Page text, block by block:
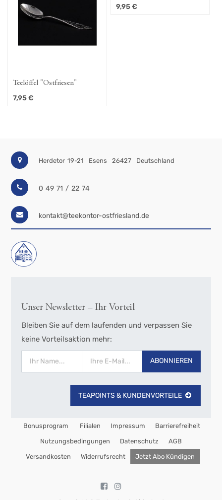
Teelöffel "Ostfriesen"
7,95€
6,0 cm
9,95€
Herdetor 19-21 Esens 26427 Deutschland
0 49 71 / 22 74
kontakt@teekontor-ostfriesland.de
Unser Newsletter – Ihr Vorteil
Bleiben Sie auf dem laufenden und verpassen Sie
keine Vorteilsaktion mehr:
ABONNIEREN
TEAPOINTS & KUNDENVORTEILE
Bonusprogram Filialen Impressum Barrierefreiheit
Nutzungsbedingungen Datenschutz AGB
Versandkosten Widerrufsrecht Jetzt Abo Kündigen